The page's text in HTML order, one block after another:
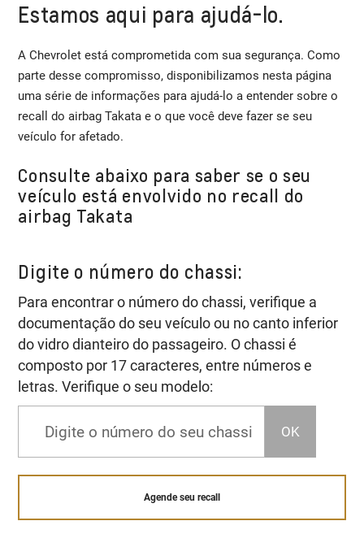
Estamos aqui para ajudá-lo.
A Chevrolet está comprometida com sua segurança. Como
parte desse compromisso, disponibilizamos nesta página
uma série de informações para ajudá-lo a entender sobre o
recall do airbag Takata e o que você deve fazer se seu
veículo for afetado.
Consulte abaixo para saber se o seu
veículo está envolvido no recall do
airbag Takata
Digite o número do chassi:
Para encontrar o número do chassi, verifique a
documentação do seu veículo ou no canto inferior
do vidro dianteiro do passageiro. O chassi é
composto por 17 caracteres, entre números e
letras. Verifique o seu modelo:
OK
Agende seu recall